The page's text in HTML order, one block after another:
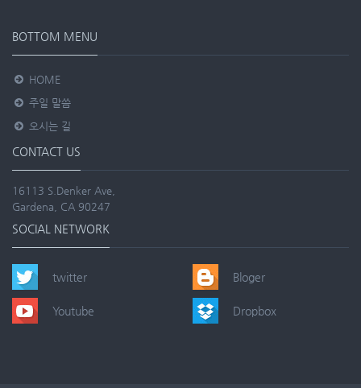
BOTTOM MENU
HOME
주일 말씀
오시는 길
CONTACT US
16113 S.Denker Ave,
Gardena, CA 90247
SOCIAL NETWORK
twitter
Youtube
Bloger
Dropbox